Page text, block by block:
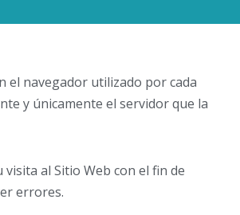
el navegador utilizado por cada
y únicamente el servidor que la
al Sitio Web con el fin de
errores.